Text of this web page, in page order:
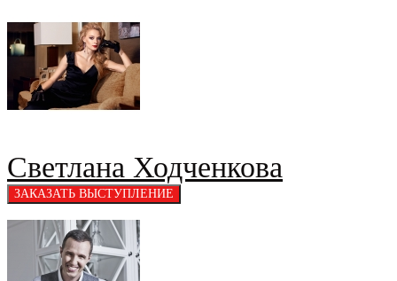
Светлана Ходченкова